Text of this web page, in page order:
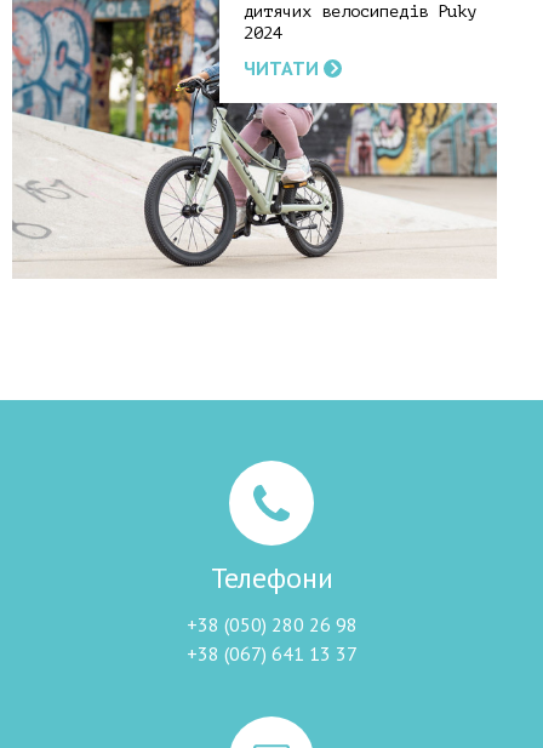
дитячих велосипедів Puky
2024
ЧИТАТИ
Телефони
+38 (050) 280 26 98
+38 (067) 641 13 37